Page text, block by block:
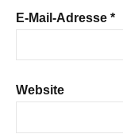
E-Mail-Adresse *
Website